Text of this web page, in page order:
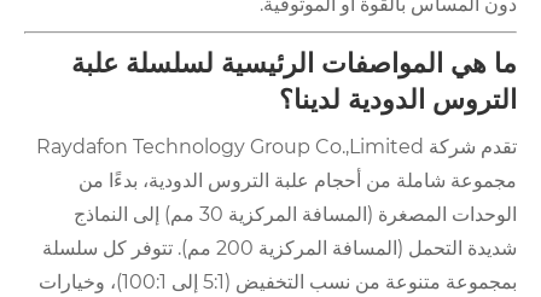
ما هي المواصفات الرئيسية لسلسلة علبة
التروس الدودية لدينا؟
تقدم شركة Raydafon Technology Group Co.,Limited
مجموعة شاملة من أحجام علبة التروس الدودية، بدءًا من
الوحدات المصغرة (المسافة المركزية 30 مم) إلى النماذج
شديدة التحمل (المسافة المركزية 200 مم). تتوفر كل سلسلة
بمجموعة متنوعة من نسب التخفيض (5:1 إلى 100:1)، وخيارات